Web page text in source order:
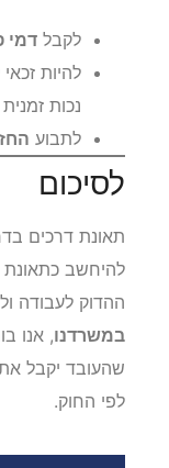
הכרה בתאונה
לקבל דמי
להיות
נכות
לתבוע
תאונת דרכים
להיחשב
ההדוק לעבודה
במשרדנו, אנו
שהעובד יקבל את